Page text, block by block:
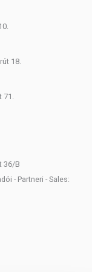
18.
71.
36/B
- Partneri - Sales: